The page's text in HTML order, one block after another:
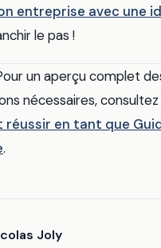
entreprise avec une
le pas !
un aperçu complet
nécessaires, consultez
réussir en tant que
.
Joly